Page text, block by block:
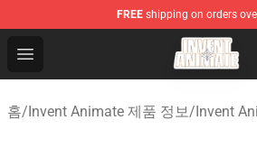
FREE shipping on orders
Open menu
Invent Animate Shop - Official
홈/Invent Animate 제품 정보/Invent